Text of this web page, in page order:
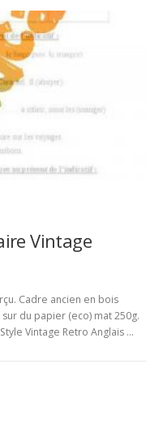
Vintage
Cadre ancien en bois
du papier (eco) mat 250g.
Vintage Retro Anglais …